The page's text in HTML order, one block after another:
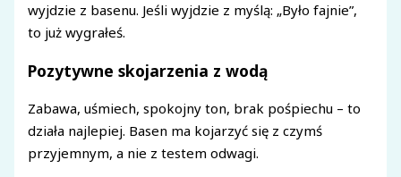
wyjdzie z basenu. Jeśli wyjdzie z myślą: „Było fajnie”,
to już wygrałeś.
Pozytywne skojarzenia z wodą
Zabawa, uśmiech, spokojny ton, brak pośpiechu – to
działa najlepiej. Basen ma kojarzyć się z czymś
przyjemnym, a nie z testem odwagi.